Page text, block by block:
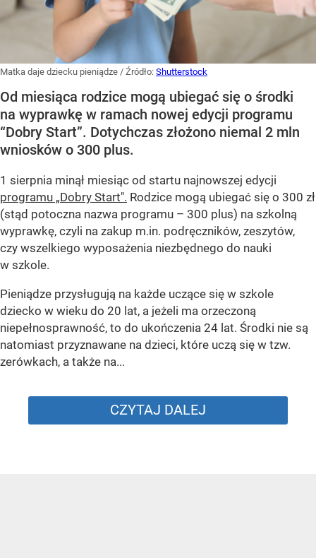
Matka daje dziecku pieniądze / Źródło: Shutterstock
Od miesiąca rodzice mogą ubiegać się o środki
na wyprawkę w ramach nowej edycji programu
“Dobry Start”. Dotychczas złożono niemal 2 mln
wniosków o 300 plus.
1 sierpnia minął miesiąc od startu najnowszej edycji
programu „Dobry Start". Rodzice mogą ubiegać się o 300 zł
(stąd potoczna nazwa programu – 300 plus) na szkolną
wyprawkę, czyli na zakup m.in. podręczników, zeszytów,
czy wszelkiego wyposażenia niezbędnego do nauki
w szkole.
Pieniądze przysługują na każde uczące się w szkole
dziecko w wieku do 20 lat, a jeżeli ma orzeczoną
niepełnosprawność, to do ukończenia 24 lat. Środki nie są
natomiast przyznawane na dzieci, które uczą się w tzw.
zerówkach, a także na...
CZYTAJ DALEJ